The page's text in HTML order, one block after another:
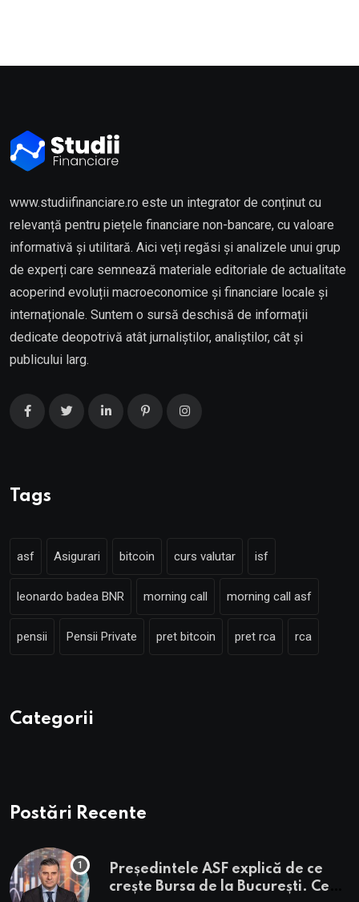
www.studiifinanciare.ro este un integrator de conținut cu
relevanță pentru piețele financiare non-bancare, cu valoare
informativă și utilitară. Aici veți regăsi și analizele unui grup
de experți care semnează materiale editoriale de actualitate
acoperind evoluții macroeconomice și financiare locale și
internaționale. Suntem o sursă deschisă de informații
dedicate deopotrivă atât jurnaliștilor, analiștilor, cât și
publicului larg.
Tags
asf Asigurari bitcoin curs valutar isf
leonardo badea BNR morning call morning call asf
pensii Pensii Private pret bitcoin pret rca rca
Categorii
Postări Recente
Președintele ASF explică de ce
crește Bursa de la București. Ce